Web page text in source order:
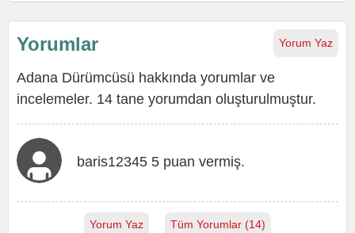
Yorum Yaz
Yorumlar
Adana Dürümcüsü hakkında yorumlar ve
incelemeler. 14 tane yorumdan oluşturulmuştur.
baris12345 5 puan vermiş.
Yorum Yaz Tüm Yorumlar (14)